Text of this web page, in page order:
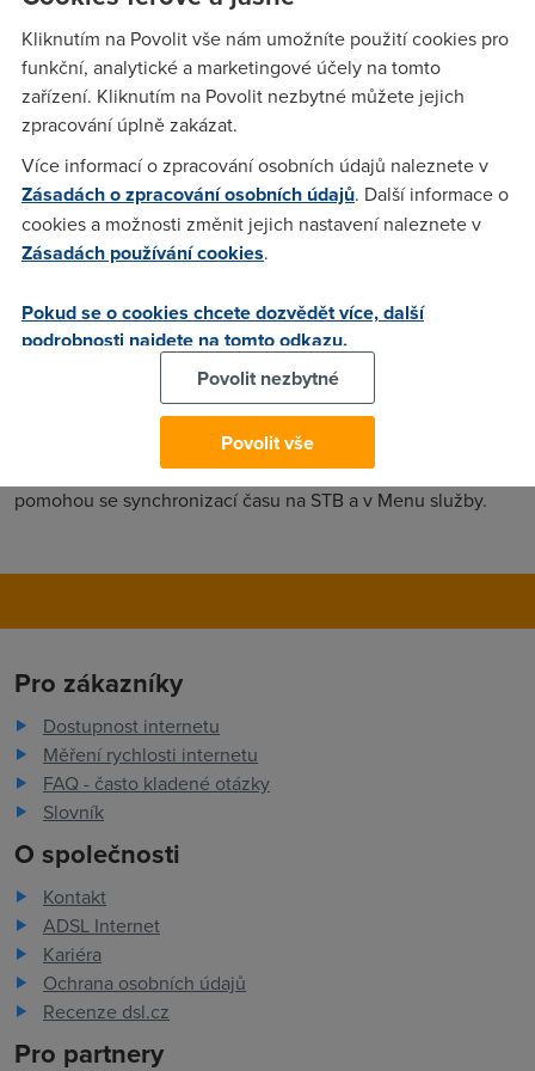
která je taktéž o hodinu zpět.děkuji za odpověď
Brutusik(5.5.2008 19:58:03)
Brutusik(5.5.2008 20:01:28)
Zksu STB resetnout a vypnout z elektriny a pote znovu
poruchu...ze Ti nesedi cas na displeji z info panelem u
poradu....
Toto je chyba firmware, zavolejte na tech.podporu, kde Vám
pomohou se synchronizací času na STB a v Menu služby.
Pro zákazníky
Dostupnost internetu
Měření rychlosti internetu
FAQ - často kladené otázky
Slovník
O společnosti
Kontakt
ADSL Internet
Kariéra
Ochrana osobních údajů
Recenze dsl.cz
Pro partnery
Kliknutím na Povolit vše nám umožníte použití cookies pro
funkční, analytické a marketingové účely na tomto
zařízení. Kliknutím na Povolit nezbytné můžete jejich
zpracování úplně zakázat.
Více informací o zpracování osobních údajů naleznete v
Zásadách o zpracování osobních údajů. Další informace o
cookies a možnosti změnit jejich nastavení naleznete v
Zásadách používání cookies.
Pokud se o cookies chcete dozvědět více, další
podrobnosti najdete na tomto odkazu.
Povolit nezbytné
Povolit vše